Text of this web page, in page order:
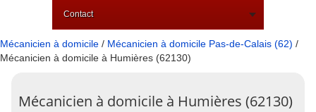
Contact
Mécanicien à domicile / Mécanicien à domicile Pas-de-Calais (62) /
Mécanicien à domicile à Humières (62130)
Mécanicien à domicile à Humières (62130)